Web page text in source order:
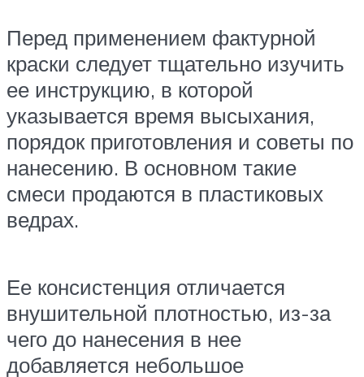
Перед применением фактурной
краски следует тщательно изучить
ее инструкцию, в которой
указывается время высыхания,
порядок приготовления и советы по
нанесению. В основном такие
смеси продаются в пластиковых
ведрах.
Ее консистенция отличается
внушительной плотностью, из-за
чего до нанесения в нее
добавляется небольшое